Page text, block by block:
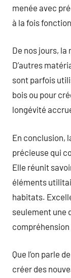
menée avec
à la fois
De nos jours, la
D’autres
sont parfois
bois ou pour
longévité
En conclusion,
précieuse qui
Elle réunit
éléments
habitats.
seulement une
Que l’on parle
créer des